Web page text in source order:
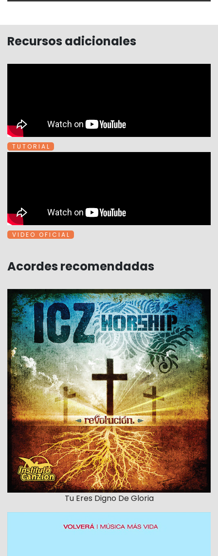
Recursos adicionales
T U T O R I A L
V I D E O O F I C I A L
Acordes recomendadas
Tu Eres Digno De Gloria